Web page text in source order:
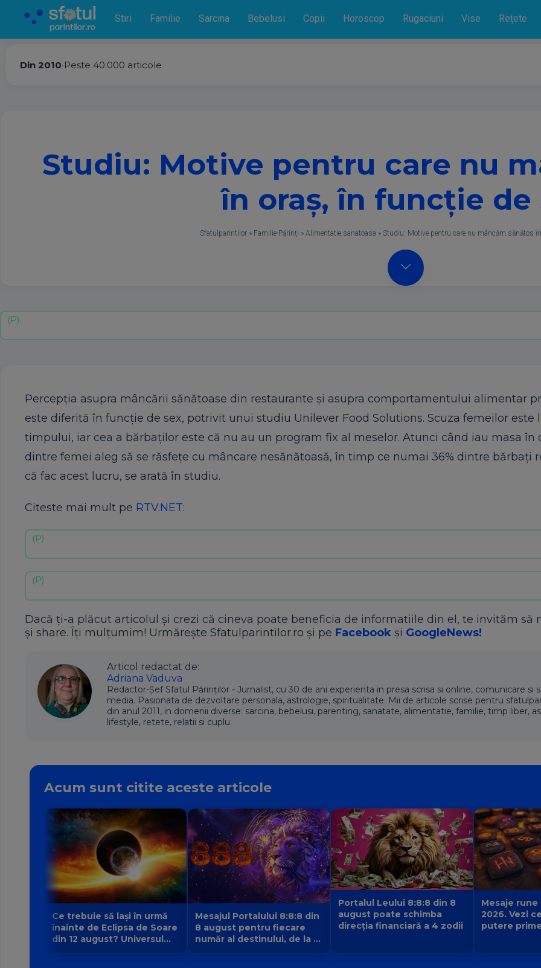
Stiri Familie Sarcina Bebelusi Copii Horoscop Rugaciuni Vise Rețete
Din 2010•Peste 40.000 articole
Studiu: Motive pentru care nu
în oraş, în funcţie de
Sfatulparintilor » Familie-Părinţi » Alimentatie sanatoasa » Studiu: Motive pentru care nu mâncăm sănătos
Percepţia asupra mâncării sănătoase din restaurante şi asupra comportamentului alimentar
este diferită în funcţie de sex, potrivit unui studiu Unilever Food Solutions. Scuza femeilor este
timpului, iar cea a bărbaţilor este că nu au un program fix al meselor. Atunci când iau masa în
dintre femei aleg să se răsfeţe cu mâncare nesănătoasă, în timp ce numai 36% dintre bărbaţi
că fac acest lucru, se arată în studiu.
Citeste mai mult pe RTV.NET:
Dacă ți-a plăcut articolul și crezi că cineva poate beneficia de informatiile din el, te invităm să
și share. Îți mulțumim! Urmărește Sfatulparintilor.ro și pe Facebook și GoogleNews!
Articol redactat de:
Adriana Vaduva
Redactor-Șef Sfatul Părinților - Jurnalist, cu 30 de ani experienta in presa scrisa si online, comunicare si
media. Pasionata de dezvoltare personala, astrologie, spiritualitate. Mii de articole scrise pentru
din anul 2011, in domenii diverse: sarcina, bebelusi, parenting, sanatate, alimentatie, familie, timp liber,
lifestyle, retete, relatii si cuplu.
Acum sunt citite aceste articole
Ce trebuie să lași în urmă
înainte de Eclipsa de Soare
din 12 august? Universul
Mesajul Portalului 8:8:8 din
8 august pentru fiecare
număr al destinului, de la 1
Portalul Leului 8:8:8 din 8
august poate schimba
direcția financiară a 4 zodii
Mesaje rune
2026. Vezi
putere